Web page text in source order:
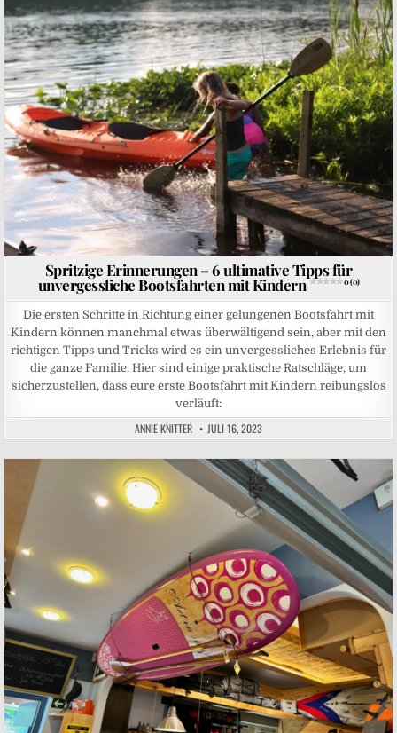
Posted in
Spritzige Erinnerungen – 6 ultimative Tipps für
unvergessliche Bootsfahrten mit Kindern 0 (0)
Die ersten Schritte in Richtung einer gelungenen Bootsfahrt mit
Kindern können manchmal etwas überwältigend sein, aber mit den
richtigen Tipps und Tricks wird es ein unvergessliches Erlebnis für
die ganze Familie. Hier sind einige praktische Ratschläge, um
sicherzustellen, dass eure erste Bootsfahrt mit Kindern reibungslos
verläuft:
ANNIE KNITTER JULI 16, 2023
Posted in